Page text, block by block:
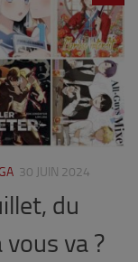
30 JUIN 2024
du
va ?